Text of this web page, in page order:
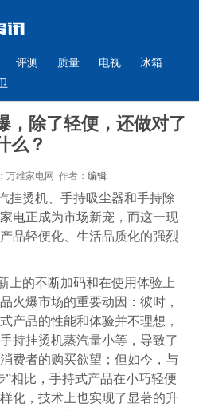
评测 质量 电视
冰箱
，除了轻便，还做对了
么？
万维家电网 作者： 编辑
挂烫机、手持吸尘器和手持除
家电正成为市场新宠，而这一现
品轻便化、生活品质化的强烈
上的不断加码和在使用体验上
火爆市场的重要动因：彼时，
产品的性能和体验并不理想，
持挂烫机蒸汽量小等，导致了
费者的购买欲望；但如今，与
”相比，手持式产品在小巧轻便
化，技术上也实现了显著的升